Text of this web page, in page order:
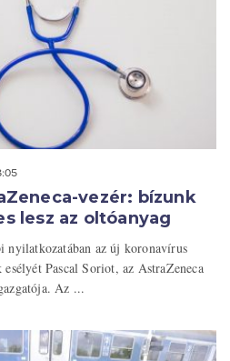
vezér: bízunk
lesz az oltóanyag
nyilatkozatában az új koronavírus
Pascal Soriot, az AstraZeneca
Az ...